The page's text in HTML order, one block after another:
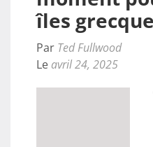
îles
Par Ted Fullwood
Le avril 24, 2025